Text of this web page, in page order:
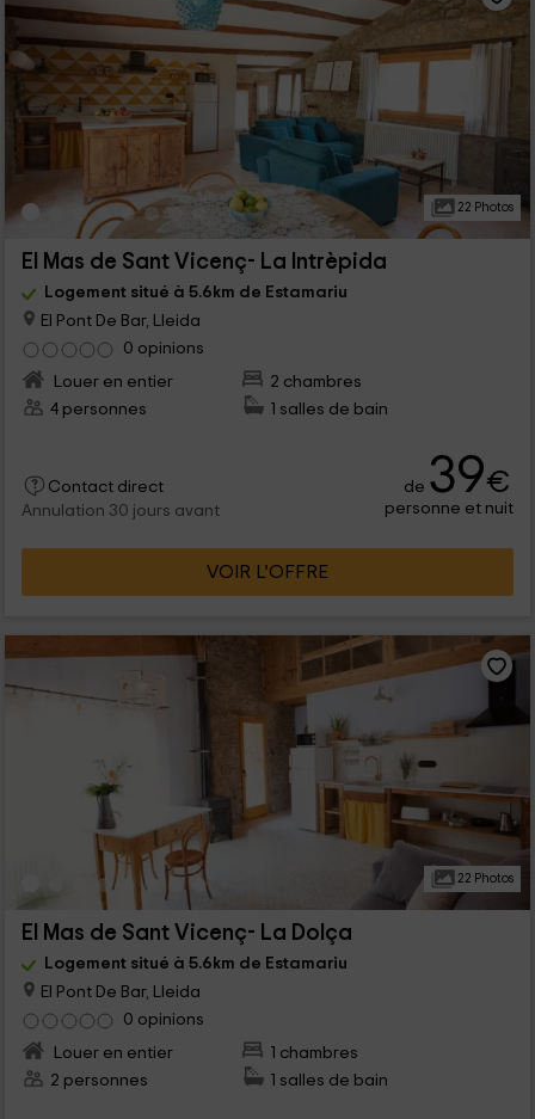
22 Photos
El Mas de Sant Vicenç- La Intrèpida
Logement situé à 5.6km de Estamariu
El Pont De Bar, Lleida
0 opinions
Louer en entier
2 chambres
4 personnes
1 salles de bain
Contact direct
Annulation 30 jours avant
de 39€
personne et nuit
VOIR L’OFFRE
22 Photos
El Mas de Sant Vicenç- La Dolça
Logement situé à 5.6km de Estamariu
El Pont De Bar, Lleida
0 opinions
Louer en entier
1 chambres
2 personnes
1 salles de bain